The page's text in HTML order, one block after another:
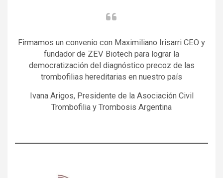
Firmamos un convenio con Maximiliano Irisarri CEO y
fundador de ZEV Biotech para lograr la
democratización del diagnóstico precoz de las
trombofilias hereditarias en nuestro país
Ivana Arigos, Presidente de la Asociación Civil
Trombofilia y Trombosis Argentina